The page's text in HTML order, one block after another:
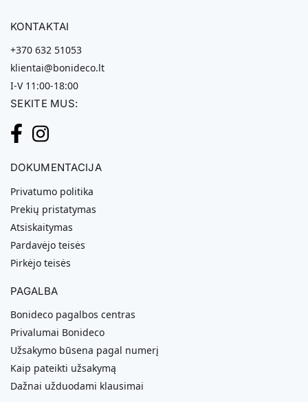
KONTAKTAI
+370 632 51053
klientai@bonideco.lt
I-V 11:00-18:00
SEKITE MUS:
DOKUMENTACIJA
Privatumo politika
Prekių pristatymas
Atsiskaitymas
Pardavėjo teisės
Pirkėjo teisės
PAGALBA
Bonideco pagalbos centras
Privalumai Bonideco
Užsakymo būsena pagal numerį
Kaip pateikti užsakymą
Dažnai užduodami klausimai